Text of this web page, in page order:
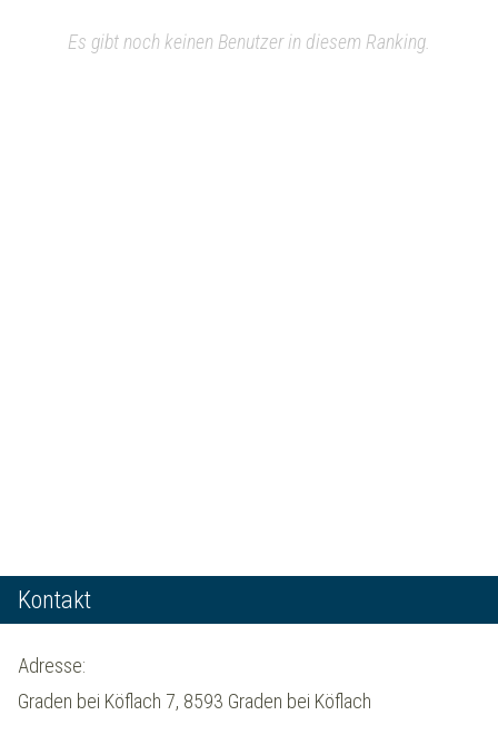
Es gibt noch keinen Benutzer in diesem Ranking.
Kontakt
Adresse:
Graden bei Köflach 7, 8593 Graden bei Köflach